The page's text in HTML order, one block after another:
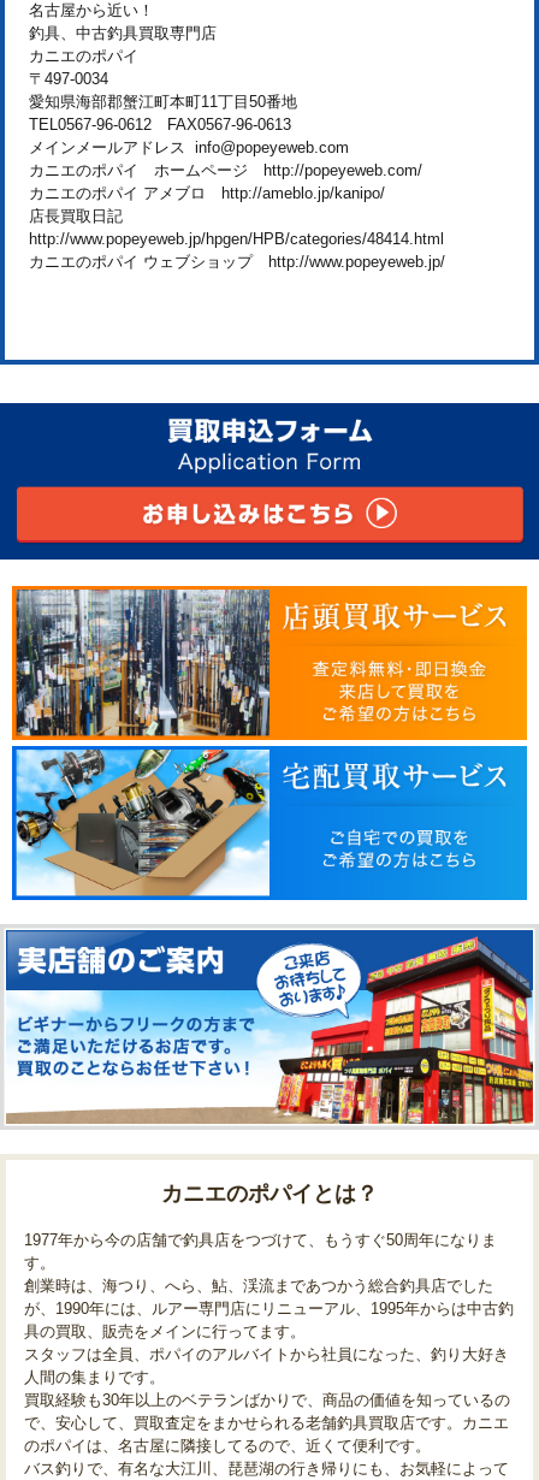
名古屋から近い！
釣具、中古釣具買取専門店
カニエのポパイ
〒497-0034
愛知県海部郡蟹江町本町11丁目50番地
TEL0567-96-0612 FAX0567-96-0613
メインメールアドレス info@popeyeweb.com
カニエのポパイ ホームページ http://popeyeweb.com/
カニエのポパイ アメブロ http://ameblo.jp/kanipo/
店長買取日記
http://www.popeyeweb.jp/hpgen/HPB/categories/48414.html
カニエのポパイ ウェブショップ http://www.popeyeweb.jp/
カニエのポパイとは？
1977年から今の店舗で釣具店をつづけて、もうすぐ50周年になりま
す。
創業時は、海つり、へら、鮎、渓流まであつかう総合釣具店でした
が、1990年には、ルアー専門店にリニューアル、1995年からは中古釣
具の買取、販売をメインに行ってます。
スタッフは全員、ポパイのアルバイトから社員になった、釣り大好き
人間の集まりです。
買取経験も30年以上のベテランばかりで、商品の価値を知っているの
で、安心して、買取査定をまかせられる老舗釣具買取店です。カニエ
のポパイは、名古屋に隣接してるので、近くて便利です。
バス釣りで、有名な大江川、琵琶湖の行き帰りにも、お気軽によって